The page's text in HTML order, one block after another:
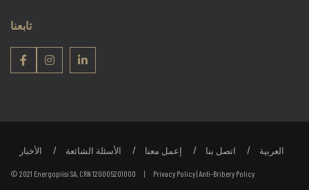
تابعنا
الأخبار الأسئلة الشائعة إعمل معنا اتصل بنا العربية
© 2021 Energopiisi SA, CRN 120005201000 | Privacy Policy|Anti-Bribery Policy